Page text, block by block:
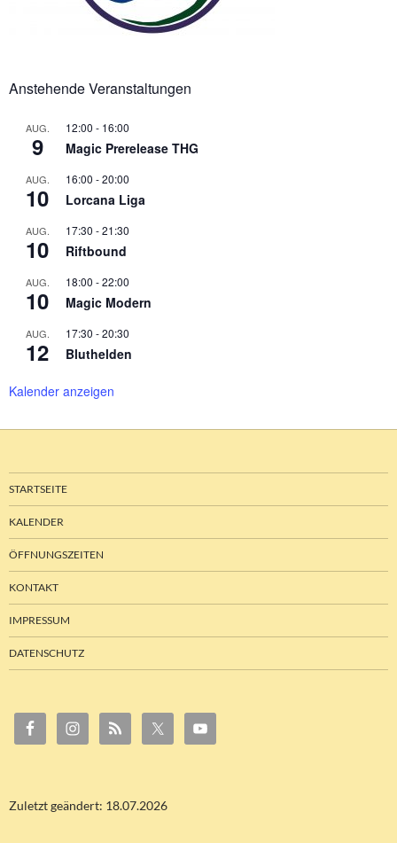
Anstehende Veranstaltungen
AUG.
9
12:00 - 16:00
Magic Prerelease THG
AUG.
10
16:00 -20:00
Lorcana Liga
AUG.
10
17:30 -21:30
Riftbound
AUG.
10
18:00 -22:00
Magic Modern
AUG.
12
17:30 -20:30
Bluthelden
Kalender anzeigen
STARTSEITE
KALENDER
ÖFFNUNGSZEITEN
KONTAKT
IMPRESSUM
DATENSCHUTZ
Zuletzt geändert: 18.07.2026